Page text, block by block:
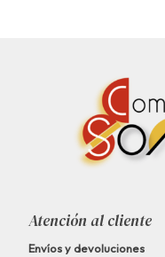
Atención al cliente
Envíos y devoluciones